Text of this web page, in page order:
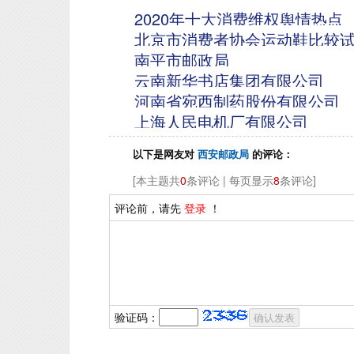
2020年十大消费维权舆情热点
北京市消费者协会运动鞋比较
南平市邮政局
云南新华书店集团有限公司
河南省宛西制药股份有限公司
上海人民电机厂有限公司
以下是网友对 西安邮政局 的评论：
[本主题共0条评论 | 每页显示8条评论]
评论前，请先 登录 ！
验证码：